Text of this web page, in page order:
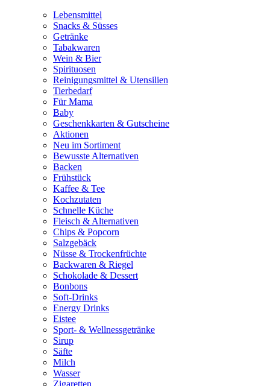
Lebensmittel
Snacks & Süsses
Getränke
Tabakwaren
Wein & Bier
Spirituosen
Reinigungsmittel & Utensilien
Tierbedarf
Für Mama
Baby
Geschenkkarten & Gutscheine
Aktionen
Neu im Sortiment
Bewusste Alternativen
Backen
Frühstück
Kaffee & Tee
Kochzutaten
Schnelle Küche
Fleisch & Alternativen
Chips & Popcorn
Salzgebäck
Nüsse & Trockenfrüchte
Backwaren & Riegel
Schokolade & Dessert
Bonbons
Soft-Drinks
Energy Drinks
Eistee
Sport- & Wellnessgetränke
Sirup
Säfte
Milch
Wasser
Zigaretten